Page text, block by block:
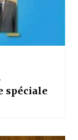
spéciale